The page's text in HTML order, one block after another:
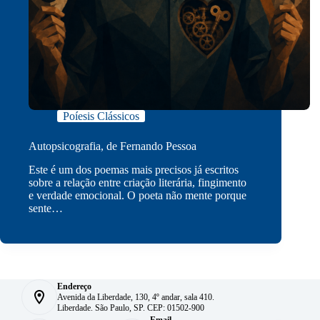
Poíesis Clássicos
Autopsicografia, de Fernando Pessoa
Este é um dos poemas mais precisos já escritos
sobre a relação entre criação literária, fingimento
e verdade emocional. O poeta não mente porque
sente…
Endereço
Avenida da Liberdade, 130, 4º andar, sala 410.
Liberdade. São Paulo, SP. CEP: 01502-900